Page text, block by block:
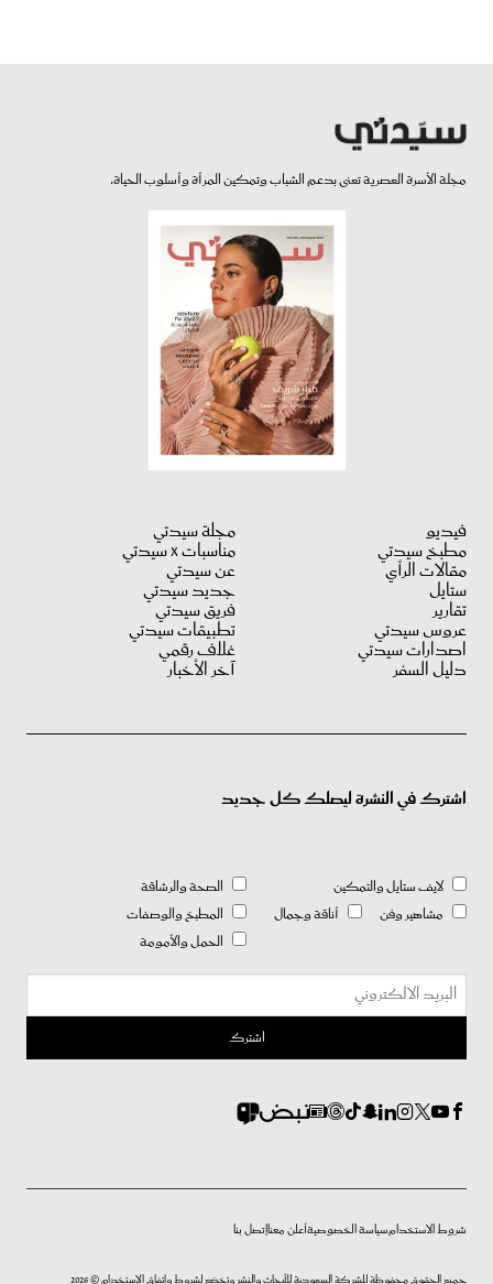
مجلة الأسرة العصرية تعنى بدعم الشباب وتمكين المرأة وأسلوب الحياة.
فيديو
مطبخ سيدتي
مقالات الرأي
ستايل
تقارير
عروس سيدتي
اصدارات سيدتي
دليل السفر
مجلة سيدتي
مناسبات X سيدتي
عن سيدتي
جديد سيدتي
فريق سيدتي
تطبيقات سيدتي
غلاف رقمي
آخر الأخبار
اشترك في النشرة ليصلك كل جديد
لايف ستايل والتمكين
مشاهير وفن
أناقة وجمال
الصحة والرشاقة
المطبخ والوصفات
الحمل والأمومة
شروط الاستخدامسياسة الخصوصيةأعلن معناإتصل بنا
جميع الحقوق محفوظة للشركة السعودية للأبحاث والنشر وتخضع لشروط وإتفاق الإستخدام © 2026